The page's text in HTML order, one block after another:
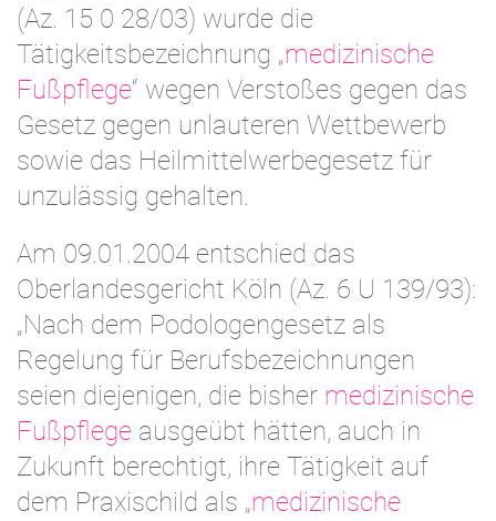
(Az. 15 0 28/03) wurde die
Tätigkeitsbezeichnung „medizinische
Fußpflege“ wegen Verstoßes gegen das
Gesetz gegen unlauteren Wettbewerb
sowie das Heilmittelwerbegesetz für
unzulässig gehalten.
Am 09.01.2004 entschied das
Oberlandesgericht Köln (Az. 6 U 139/93):
„Nach dem Podologengesetz als
Regelung für Berufsbezeichnungen
seien diejenigen, die bisher medizinische
Fußpflege ausgeübt hätten, auch in
Zukunft berechtigt, ihre Tätigkeit auf
dem Praxischild als „medizinische